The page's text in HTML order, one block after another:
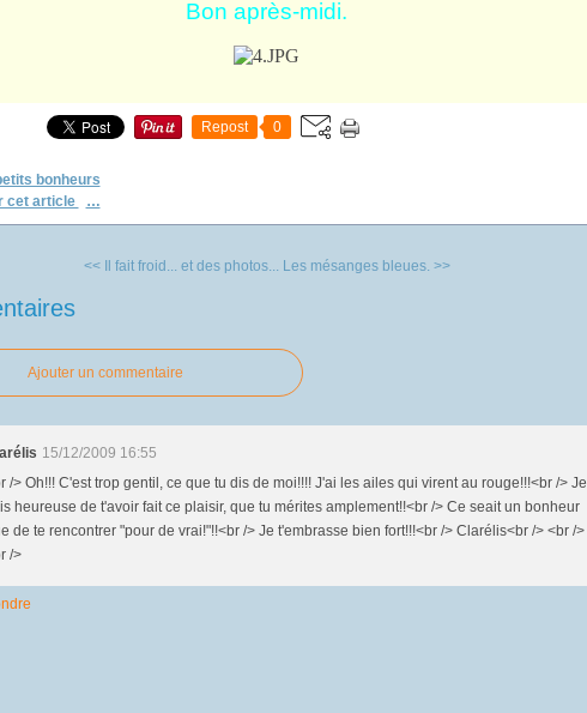
Bon après-midi.
Repost 0
bonheurs
cet article
…
<< Il fait froid... et des photos... Les mésanges bleues. >>
Ajouter un commentaire
15/12/2009 16:55
/> Oh!!! C'est trop gentil, ce que tu dis de moi!!!! J'ai les ailes qui virent au rouge!!!<br /> Je
heureuse de t'avoir fait ce plaisir, que tu mérites amplement!!<br /> Ce seait un bonheur
de te rencontrer "pour de vrai!"!!<br /> Je t'embrasse bien fort!!!<br /> Clarélis<br /> <br />
/>